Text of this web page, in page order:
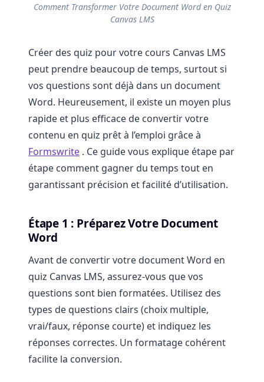
Comment Transformer Votre Document Word en Quiz
Canvas LMS
Créer des quiz pour votre cours Canvas LMS
peut prendre beaucoup de temps, surtout si
vos questions sont déjà dans un document
Word. Heureusement, il existe un moyen plus
rapide et plus efficace de convertir votre
contenu en quiz prêt à l’emploi grâce à
Formswrite . Ce guide vous explique étape par
étape comment gagner du temps tout en
garantissant précision et facilité d’utilisation.
Étape 1 : Préparez Votre Document
Word
Avant de convertir votre document Word en
quiz Canvas LMS, assurez-vous que vos
questions sont bien formatées. Utilisez des
types de questions clairs (choix multiple,
vrai/faux, réponse courte) et indiquez les
réponses correctes. Un formatage cohérent
facilite la conversion.